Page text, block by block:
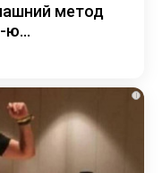
метод
ю…
i